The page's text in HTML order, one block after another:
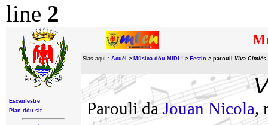
line 2
Escaufestre
Plan dòu sit
Sias aquì : Acuèi > Mùsica dòu MIDI ! > Festin > parouli Viva Cimiès
Parouli daJouan Nicola,